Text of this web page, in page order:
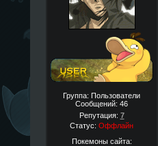
Группа: Пользователи
Сообщений: 46
Репутация: 7
Статус: Оффлайн
Покемоны сайта: